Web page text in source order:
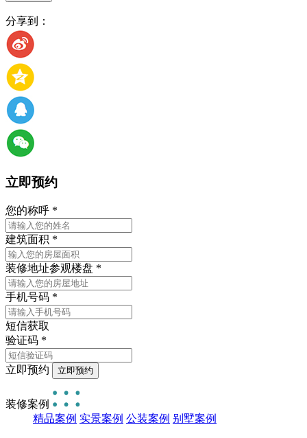
分享到：
立即预约
您的称呼 *
建筑面积 *
装修地址参观楼盘 *
手机号码 *
短信获取
验证码 *
立即预约
装修案例
精品案例 实景案例 公装案例 别墅案例